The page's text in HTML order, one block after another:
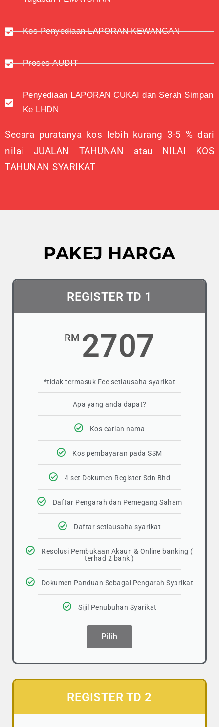
Kos Penyediaan LAPORAN KEWANGAN
Proses AUDIT
Penyediaan LAPORAN CUKAI dan Serah Simpan
Ke LHDN
Secara puratanya kos lebih kurang 3-5 % dari
nilai JUALAN TAHUNAN atau NILAI KOS
TAHUNAN SYARIKAT
PAKEJ HARGA
REGISTER TD 1
RM 2707
*tidak termasuk Fee setiausaha syarikat
Apa yang anda dapat?
Kos carian nama
Kos pembayaran pada SSM
4 set Dokumen Register Sdn Bhd
Daftar Pengarah dan Pemegang Saham
Daftar setiausaha syarikat
Resolusi Pembukaan Akaun & Online banking (
terhad 2 bank )
Dokumen Panduan Sebagai Pengarah Syarikat
Sijil Penubuhan Syarikat
Pilih
REGISTER TD 2